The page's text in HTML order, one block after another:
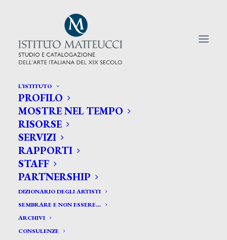
L’ISTITUTO
PROFILO
MOSTRE NEL TEMPO
RISORSE
SERVIZI
RAPPORTI
STAFF
PARTNERSHIP
DIZIONARIO DEGLI ARTISTI
SEMBRARE E NON ESSERE…
ARCHIVI
CONSULENZE
CERCA TRA GLI ARTISTI:
Search
for: